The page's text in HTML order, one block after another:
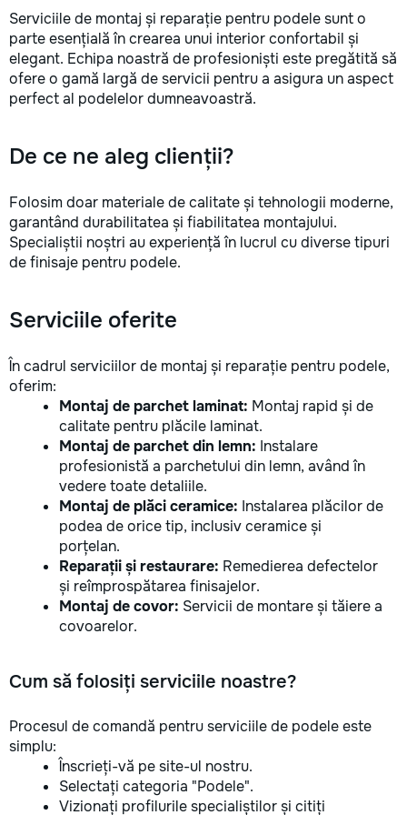
la fiecare detaliu. Contactați-ne
pentru o consultație gratuită și un
deviz fără obligații: 069 376 542
+373 603 31 178 Viber | WhatsApp
| Telegram Disponibili zilnic pentru
consultații și programări. Deviz
Soluții pentru orice buget
Reparații executate la timp și cu
ideile în locuințe confortabile,
moderne și funcționale! Calitatea
noastră – liniștea și confortul
dumneavoastră!
Serviciile de montaj și reparație pentru podele sunt o
parte esențială în crearea unui interior confortabil și
elegant. Echipa noastră de profesioniști este pregătită să
ofere o gamă largă de servicii pentru a asigura un aspect
perfect al podelelor dumneavoastră.
De ce ne aleg clienții?
Folosim doar materiale de calitate și tehnologii moderne,
garantând durabilitatea și fiabilitatea montajului.
Specialiștii noștri au experiență în lucrul cu diverse tipuri
de finisaje pentru podele.
Serviciile oferite
În cadrul serviciilor de montaj și reparație pentru podele,
oferim:
Montaj de parchet laminat: Montaj rapid și de
calitate pentru plăcile laminat.
Montaj de parchet din lemn: Instalare
profesionistă a parchetului din lemn, având în
vedere toate detaliile.
Montaj de plăci ceramice: Instalarea plăcilor de
podea de orice tip, inclusiv ceramice și
porțelan.
Reparații și restaurare: Remedierea defectelor
și reîmprospătarea finisajelor.
Montaj de covor: Servicii de montare și tăiere a
covoarelor.
Cum să folosiți serviciile noastre?
Procesul de comandă pentru serviciile de podele este
simplu:
Înscrieți-vă pe site-ul nostru.
Selectați categoria "Podele".
Vizionați profilurile specialiștilor și citiți